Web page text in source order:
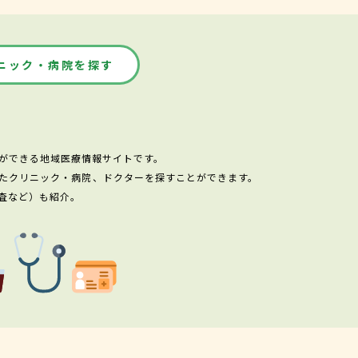
ック・病院を探す
きる地域医療情報サイトです。
リニック・病院、ドクターを探すことができます。
ど）も紹介。